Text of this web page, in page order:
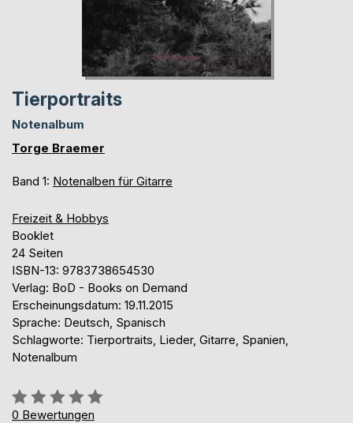
Tierportraits
Notenalbum
Torge Braemer
Band 1: Notenalben für Gitarre
Freizeit & Hobbys
Booklet
24 Seiten
ISBN-13: 9783738654530
Verlag: BoD - Books on Demand
Erscheinungsdatum: 19.11.2015
Sprache: Deutsch, Spanisch
Schlagworte: Tierportraits, Lieder, Gitarre, Spanien,
Notenalbum
Bewertung::
0%
0 Bewertungen